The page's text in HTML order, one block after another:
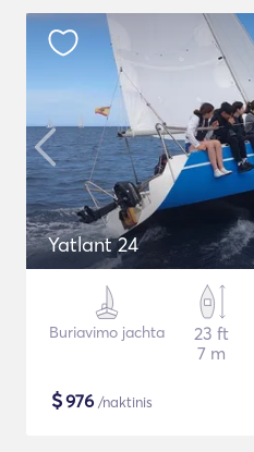
Yatlant 24
Buriavimo jachta
23 ft
7 m
$976 /naktinis